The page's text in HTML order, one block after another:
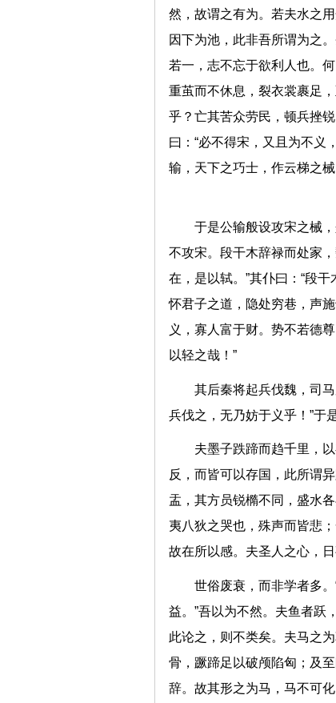
然，故谓之有为。若夫水之
因下为池，此非吾所谓为之
若一，志不忘于欲利人也。
重茧而不休息，裂衣裳裹足
乎？亡其苦众劳民，顿兵挫
曰：“必不得宋，又且为不义
输，天下之巧士，作云梯之
于是公输般设攻宋之械
不攻宋。段干木辞禄而处家
在，是以轼。”其仆曰：“段
怀君子之道，隐处穷巷，声
义，寡人富于财。势不若德
以轻之哉！”
其后秦将起兵伐魏，司
兵伐之，无乃妨于义乎！”
夫墨子跌蹄而趋千里，
反，而皆可以存国，此所谓
盂，其方员锐橢不同，盛水
夷八狄之哭也，殊声而皆悲
故在所以感。夫圣人之心
世俗废衰，而非学者多
益。”吾以为不然。夫鱼者跃
此论之，则不类矣。夫马之
骨，蹶蹄足以破颅陷匈；及
辞。故其形之为马，马不可